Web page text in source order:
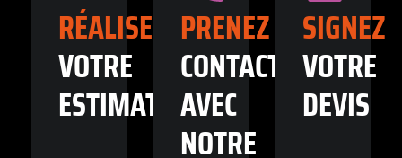
RÉALISEZ
VOTRE
ESTIMATION
PRENEZ
CONTACT
AVEC
NOTRE
SIGNEZ
VOTRE
DEVIS